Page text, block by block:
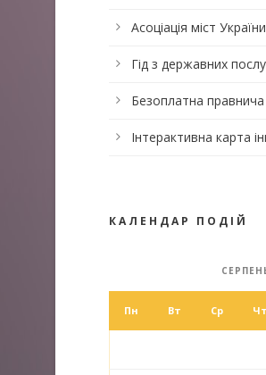
Асоціація міст України
Гід з державних
Безоплатна
Інтерактивна карта
КАЛЕНДАР ПОДІЙ
Пн Вт Ср Чт